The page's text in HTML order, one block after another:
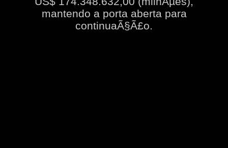
mantendo a porta aberta para
continuaÃ§Ã£o.